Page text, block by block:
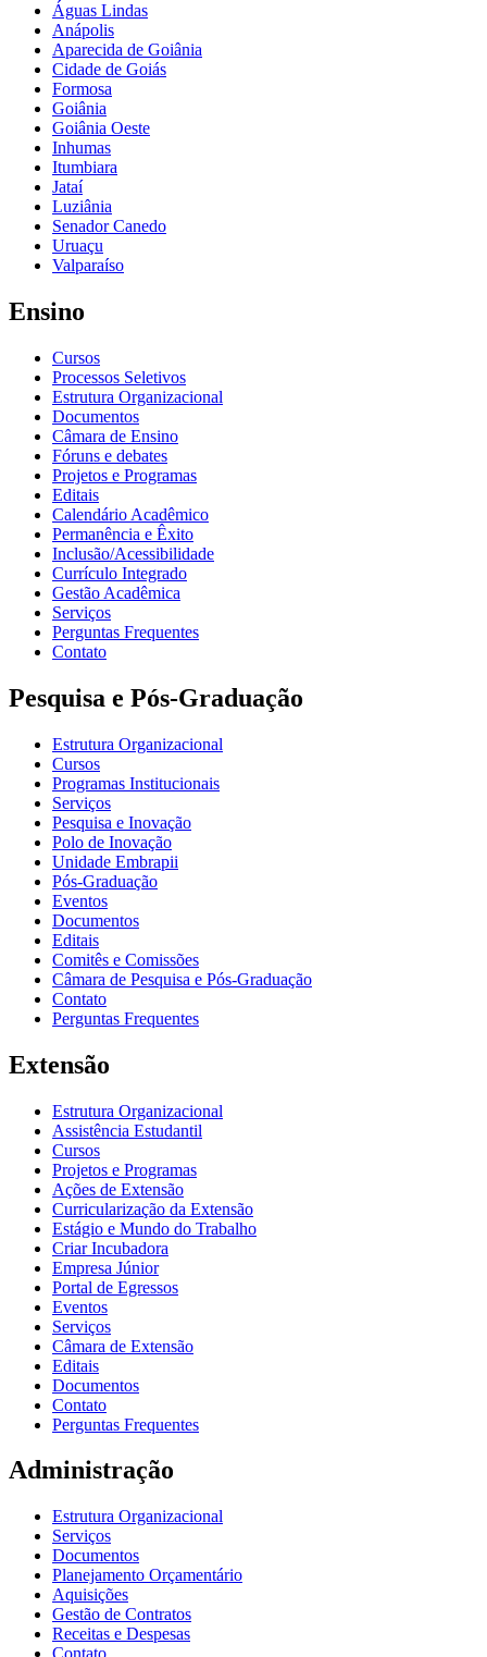
Águas Lindas
Anápolis
Aparecida de Goiânia
Cidade de Goiás
Formosa
Goiânia
Goiânia Oeste
Inhumas
Itumbiara
Jataí
Luziânia
Senador Canedo
Uruaçu
Valparaíso
Ensino
Cursos
Processos Seletivos
Estrutura Organizacional
Documentos
Câmara de Ensino
Fóruns e debates
Projetos e Programas
Editais
Calendário Acadêmico
Permanência e Êxito
Inclusão/Acessibilidade
Currículo Integrado
Gestão Acadêmica
Serviços
Perguntas Frequentes
Contato
Pesquisa e Pós-Graduação
Estrutura Organizacional
Cursos
Programas Institucionais
Serviços
Pesquisa e Inovação
Polo de Inovação
Unidade Embrapii
Pós-Graduação
Eventos
Documentos
Editais
Comitês e Comissões
Câmara de Pesquisa e Pós-Graduação
Contato
Perguntas Frequentes
Extensão
Estrutura Organizacional
Assistência Estudantil
Cursos
Projetos e Programas
Ações de Extensão
Curricularização da Extensão
Estágio e Mundo do Trabalho
Criar Incubadora
Empresa Júnior
Portal de Egressos
Eventos
Serviços
Câmara de Extensão
Editais
Documentos
Contato
Perguntas Frequentes
Administração
Estrutura Organizacional
Serviços
Documentos
Planejamento Orçamentário
Aquisições
Gestão de Contratos
Receitas e Despesas